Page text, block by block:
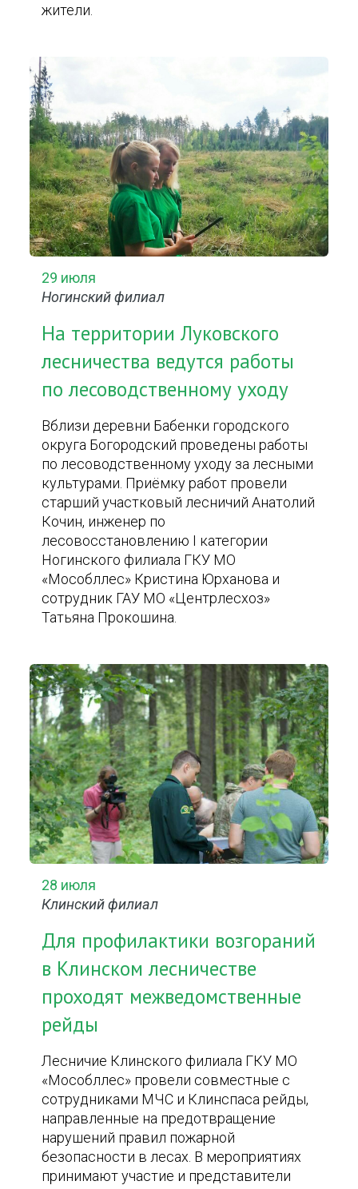
жители.
29 июля
Ногинский филиал
На территории Луковского
лесничества ведутся работы
по лесоводственному уходу
Вблизи деревни Бабенки городского
округа Богородский проведены работы
по лесоводственному уходу за лесными
культурами. Приёмку работ провели
старший участковый лесничий Анатолий
Кочин, инженер по
лесовосстановлению I категории
Ногинского филиала ГКУ МО
«Мособллес» Кристина Юрханова и
сотрудник ГАУ МО «Центрлесхоз»
Татьяна Прокошина.
28 июля
Клинский филиал
Для профилактики возгораний
в Клинском лесничестве
проходят межведомственные
рейды
Лесничие Клинского филиала ГКУ МО
«Мособллес» провели совместные с
сотрудниками МЧС и Клинспаса рейды,
направленные на предотвращение
нарушений правил пожарной
безопасности в лесах. В мероприятиях
принимают участие и представители